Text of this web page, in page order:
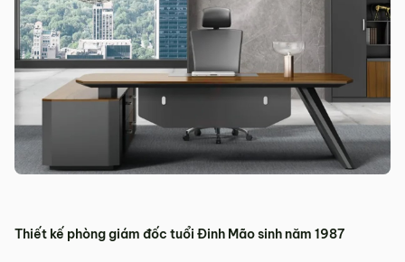
Thiết kế phòng giám đốc tuổi Đinh Mão sinh năm 1987